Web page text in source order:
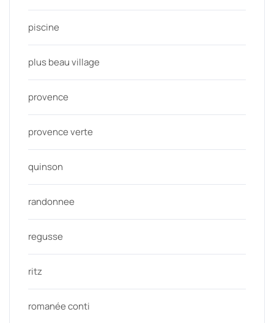
piscine
plus beau village
provence
provence verte
quinson
randonnee
regusse
ritz
romanée conti